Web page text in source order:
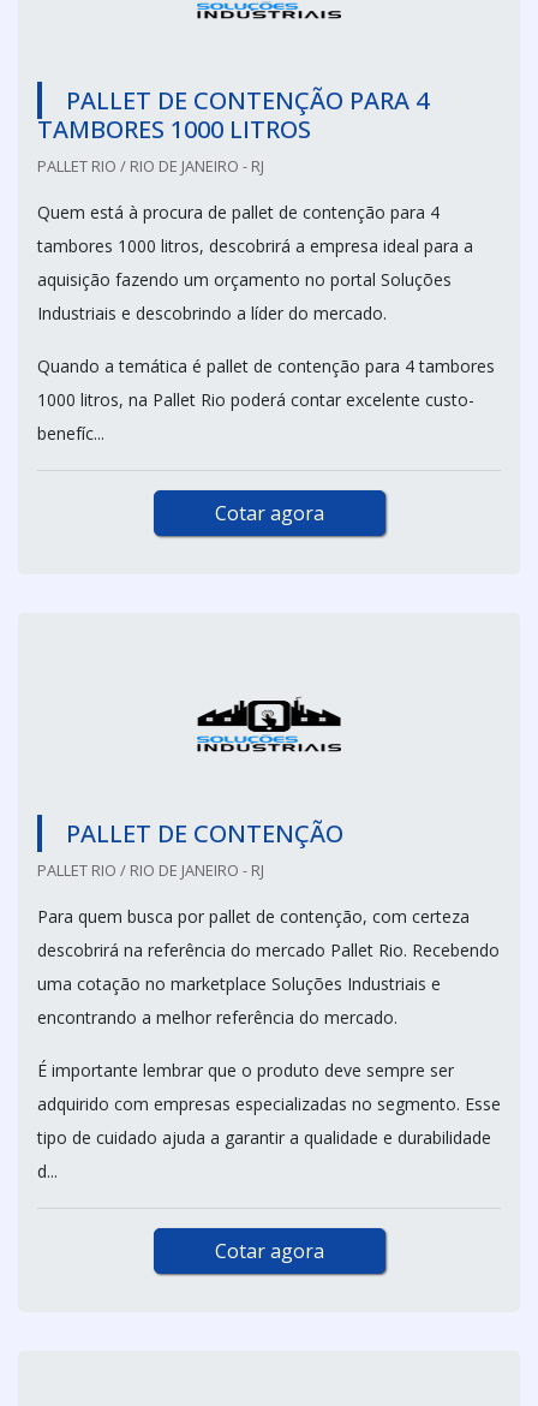
PALLET DE CONTENÇÃO PARA 4
TAMBORES 1000 LITROS
PALLET RIO / RIO DE JANEIRO - RJ
Quem está à procura de pallet de contenção para 4
tambores 1000 litros, descobrirá a empresa ideal para a
aquisição fazendo um orçamento no portal Soluções
Industriais e descobrindo a líder do mercado.
Quando a temática é pallet de contenção para 4 tambores
1000 litros, na Pallet Rio poderá contar excelente custo-
benefíc...
Cotar agora
PALLET DE CONTENÇÃO
PALLET RIO / RIO DE JANEIRO - RJ
Para quem busca por pallet de contenção, com certeza
descobrirá na referência do mercado Pallet Rio. Recebendo
uma cotação no marketplace Soluções Industriais e
encontrando a melhor referência do mercado.
É importante lembrar que o produto deve sempre ser
adquirido com empresas especializadas no segmento. Esse
tipo de cuidado ajuda a garantir a qualidade e durabilidade
d...
Cotar agora